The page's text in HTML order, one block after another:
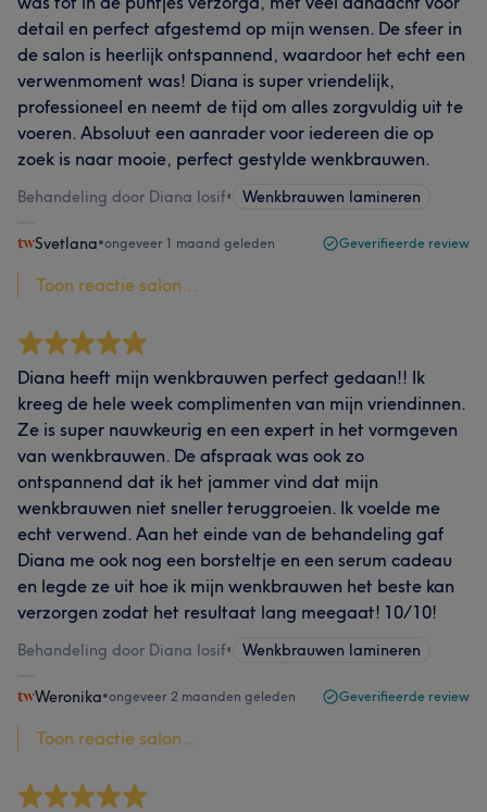
detail en perfect afgestemd op mijn wensen. De sfeer in
de salon is heerlijk ontspannend, waardoor het echt een
verwenmoment was! Diana is super vriendelijk,
professioneel en neemt de tijd om alles zorgvuldig uit te
voeren. Absoluut een aanrader voor iedereen die op
zoek is naar mooie, perfect gestylde wenkbrauwen.
Behandeling door Diana Iosif• Wenkbrauwen lamineren
Svetlana•ongeveer 1 maand geleden Geverifieerde review
Toon reactie salon...
Diana heeft mijn wenkbrauwen perfect gedaan!! Ik
kreeg de hele week complimenten van mijn vriendinnen.
Ze is super nauwkeurig en een expert in het vormgeven
van wenkbrauwen. De afspraak was ook zo
ontspannend dat ik het jammer vind dat mijn
wenkbrauwen niet sneller teruggroeien. Ik voelde me
echt verwend. Aan het einde van de behandeling gaf
Diana me ook nog een borsteltje en een serum cadeau
en legde ze uit hoe ik mijn wenkbrauwen het beste kan
verzorgen zodat het resultaat lang meegaat! 10/10!
Behandeling door Diana Iosif• Wenkbrauwen lamineren
Weronika•ongeveer 2 maanden geleden Geverifieerde review
Toon reactie salon...